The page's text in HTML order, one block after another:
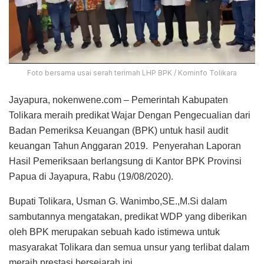
Foto bersama usai serah terimah LHP BPK / Kominfo Tolikara
Jayapura, nokenwene.com – Pemerintah Kabupaten
Tolikara meraih predikat Wajar Dengan Pengecualian dari
Badan Pemeriksa Keuangan (BPK) untuk hasil audit
keuangan Tahun Anggaran 2019. Penyerahan Laporan
Hasil Pemeriksaan berlangsung di Kantor BPK Provinsi
Papua di Jayapura, Rabu (19/08/2020).
Bupati Tolikara, Usman G. Wanimbo,SE.,M.Si dalam
sambutannya mengatakan, predikat WDP yang diberikan
oleh BPK merupakan sebuah kado istimewa untuk
masyarakat Tolikara dan semua unsur yang terlibat dalam